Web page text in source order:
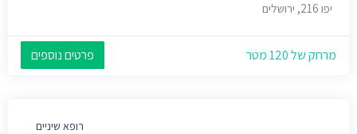
יפו 216, ירושלים
מרחק של 120 מטר פרטים נוספים
רופא שיניים